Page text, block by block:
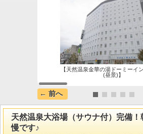
【天然温泉金華の湯ドーミーイ
(昼景)】
← 前へ
天然温泉大浴場（サウナ付）完備
慢です♪